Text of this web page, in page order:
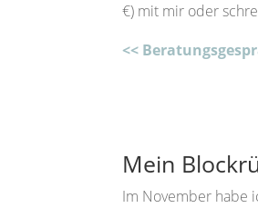
€) mit mir oder
<<
Mein
Im November habe